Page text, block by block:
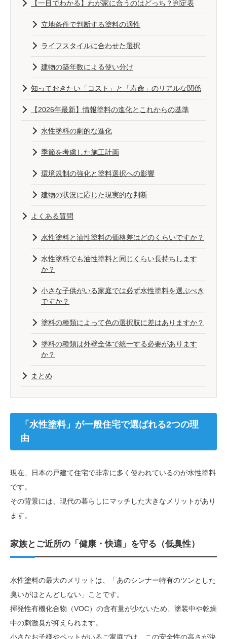
【一目でわかる】わが家に合うのはどっち？判定表
立地条件で判断する塗料の適性
ライフスタイルに合わせた選択
建物の築年数による使い分け
知っておきたい「コスト」と「寿命」のリアルな関係
【2026年最新】情報塗料の進化とこれからの基準
水性塗料の劇的な進化
季節を考慮した施工計画
環境規制の強化と塗料選択への影響
建物の状況に応じた現実的な判断
よくある質問
水性塗料と油性塗料の価格差はどのくらいですか？
水性塗料でも油性塗料と同じくらい長持ちします
か？
小さな子供がいる家庭では必ず水性塗料を選ぶべき
ですか？
塗料の種類によって色の選択肢に差はありますか？
塗料の種類は外壁全体で統一する必要があります
か？
まとめ
「水性塗料」が一般住宅で選ばれる2つの理
由
現在、日本の戸建て住宅で非常に多く使われているのが水性塗料
です。
その背景には、現代の暮らしにマッチした大きなメリットがあり
ます。
家族とご近所の「健康・快適」を守る（低臭性）
水性塗料の最大のメリットは、「あのシンナー特有のツンとした
臭いがほとんどしない」ことです。
揮発性有機化合物（VOC）の含有量が少ないため、塗装中や乾燥
中の刺激臭が抑えられます。
小さなお子様やペットがいるご家庭では、この安全性の高さが決